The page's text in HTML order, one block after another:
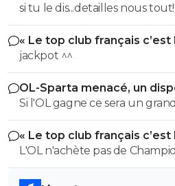
si tu le dis...detailles nous tout!
« Le top club français c’est
PSG
jackpot ^^
OL-Sparta menacé, un
Si l'OL gagne ce sera un
incroyable du farfelu sans
perd ce sera aussi une
délivrance avec un possible
« Le top club français c’est
PSG
L'OL n'achète pas de Champions League.
un point commun avec le PSG. Mdr Adidas ne
avec l'OL qui est une valeur